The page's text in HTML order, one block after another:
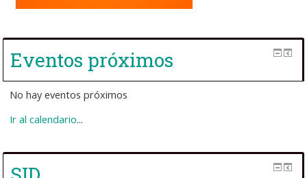
Eventos próximos
No hay eventos próximos
Ir al calendario...